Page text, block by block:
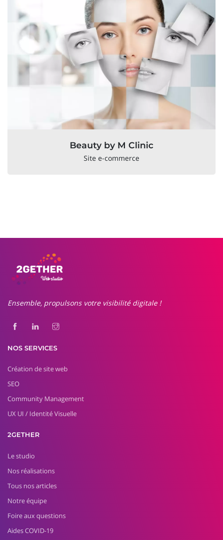
Beauty by M Clinic
Site e-commerce
Ensemble, propulsons votre visibilité digitale !
NOS SERVICES
Création de site web
SEO
Community Management
UX UI / Identité Visuelle
2GETHER
Le studio
Nos réalisations
Tous nos articles
Notre équipe
Foire aux questions
Aides COVID-19